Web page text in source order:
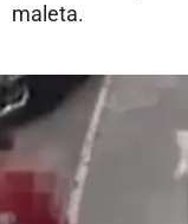
maleta.